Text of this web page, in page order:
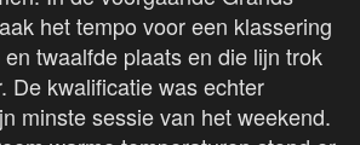
het tempo voor een klassering
twaalfde plaats en die lijn trok
De kwalificatie was echter
minste sessie van het weekend.